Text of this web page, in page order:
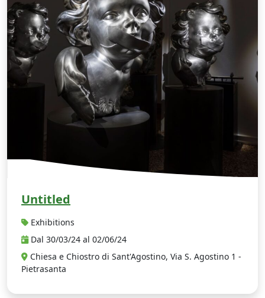
Untitled
Exhibitions
Dal 30/03/24 al 02/06/24
Chiesa e Chiostro di Sant'Agostino, Via S. Agostino 1 -
Pietrasanta